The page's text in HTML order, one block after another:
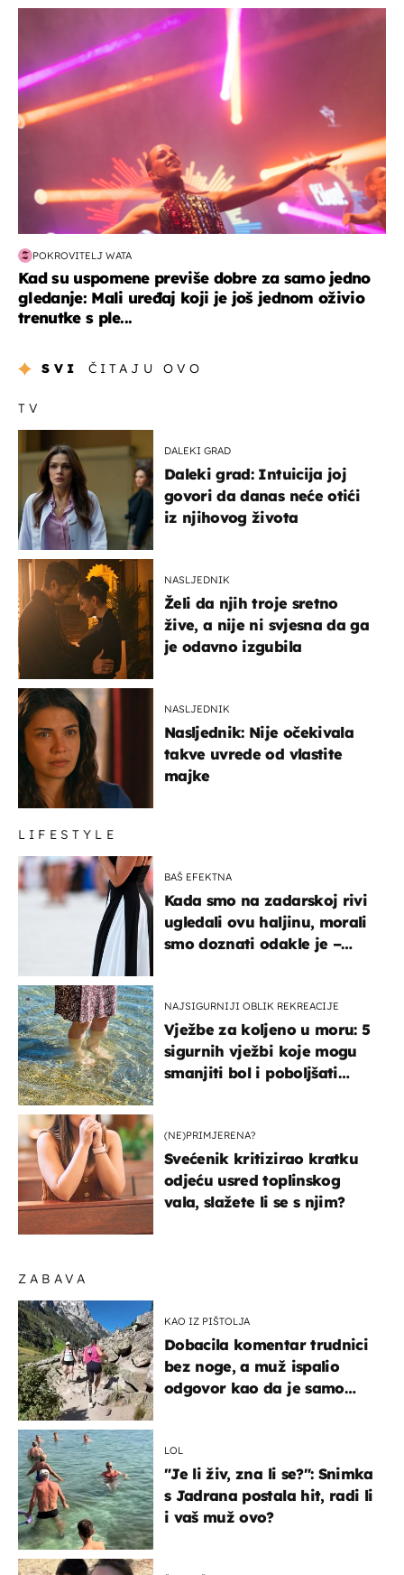
POKROVITELJ WATA
Kad su uspomene previše dobre za samo jedno
gledanje: Mali uređaj koji je još jednom oživio
trenutke s ple...
SVI ČITAJU OVO
ZABAVA
KAO IZ PIŠTOLJA
Dobacila komentar trudnici
bez noge, a muž ispalio
odgovor kao da je samo
LOL
"Je li živ, zna li se?": Snimka
s Jadrana postala hit, radi li
i vaš muž ovo?
TV
DALEKI GRAD
Daleki grad: Intuicija joj
govori da danas neće otići
iz njihovog života
NASLJEDNIK
Želi da njih troje sretno
žive, a nije ni svjesna da ga
je odavno izgubila
NASLJEDNIK
Nasljednik: Nije očekivala
takve uvrede od vlastite
majke
LIFESTYLE
BAŠ EFEKTNA
Kada smo na zadarskoj rivi
ugledali ovu haljinu, morali
smo doznati odakle je –
NAJSIGURNIJI OBLIK REKREACIJE
Vježbe za koljeno u moru: 5
sigurnih vježbi koje mogu
smanjiti bol i poboljšati
(NE)PRIMJERENA?
Svećenik kritizirao kratku
odjeću usred toplinskog
vala, slažete li se s njim?